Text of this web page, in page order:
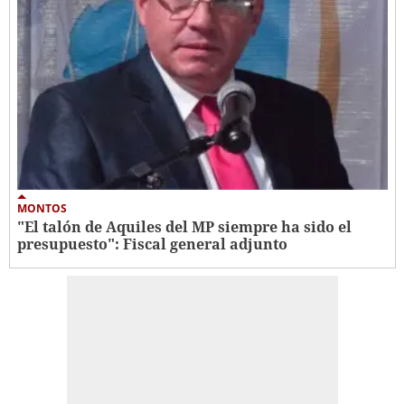
MONTOS
"El talón de Aquiles del MP siempre ha sido el
presupuesto": Fiscal general adjunto